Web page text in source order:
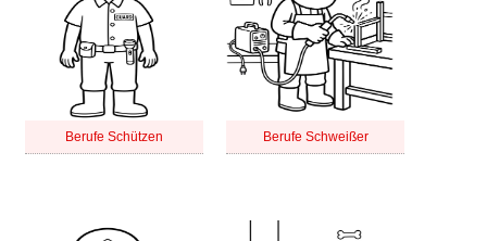
Berufe Schützen Berufe Schweißer